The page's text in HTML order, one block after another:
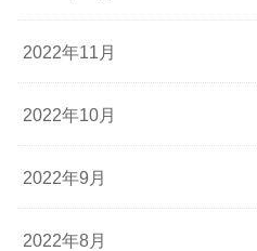
2022年11月
2022年10月
2022年9月
2022年8月